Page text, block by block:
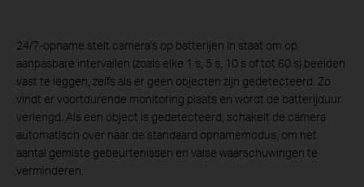
24/7-opname stelt camera's op batterijen in staat om op
aanpasbare intervallen (zoals elke 1 s, 5 s, 10 s of tot 60 s) beelden
vast te leggen, zelfs als er geen objecten zijn gedetecteerd. Zo
vindt er voortdurende monitoring plaats en wordt de batterijduur
verlengd. Als een object is gedetecteerd, schakelt de camera
automatisch over naar de standaard opnamemodus, om het
aantal gemiste gebeurtenissen en valse waarschuwingen te
verminderen.